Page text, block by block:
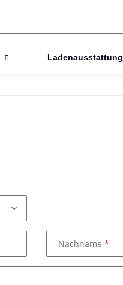
Ladenausstattung
Nachname